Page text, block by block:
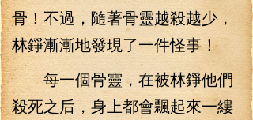
骨！不過，隨著骨靈越殺越少，
林錚漸漸地發現了一件怪事！
每一個骨靈，在被林錚他們
殺死之后，身上都會飄起來一縷